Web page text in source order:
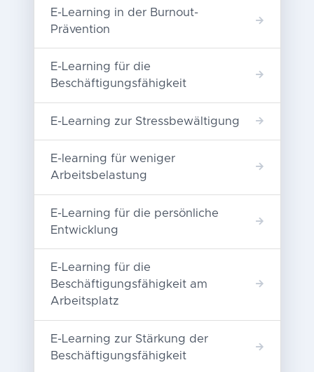
E-Learning in der Burnout-
Prävention
E-Learning für die
Beschäftigungsfähigkeit
E-Learning zur Stressbewältigung
E-learning für weniger
Arbeitsbelastung
E-Learning für die persönliche
Entwicklung
E-Learning für die
Beschäftigungsfähigkeit am
Arbeitsplatz
E-Learning zur Stärkung der
Beschäftigungsfähigkeit